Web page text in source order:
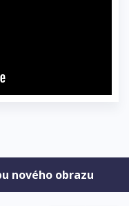
nového obrazu